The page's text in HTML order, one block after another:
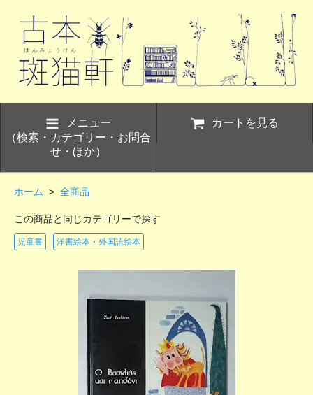
メニュー
（検索・カテゴリー・お問合
せ・ほか）
カートを見る
ホーム > 全商品
この商品と同じカテゴリーで探す
児童書 洋書絵本・外国語絵本